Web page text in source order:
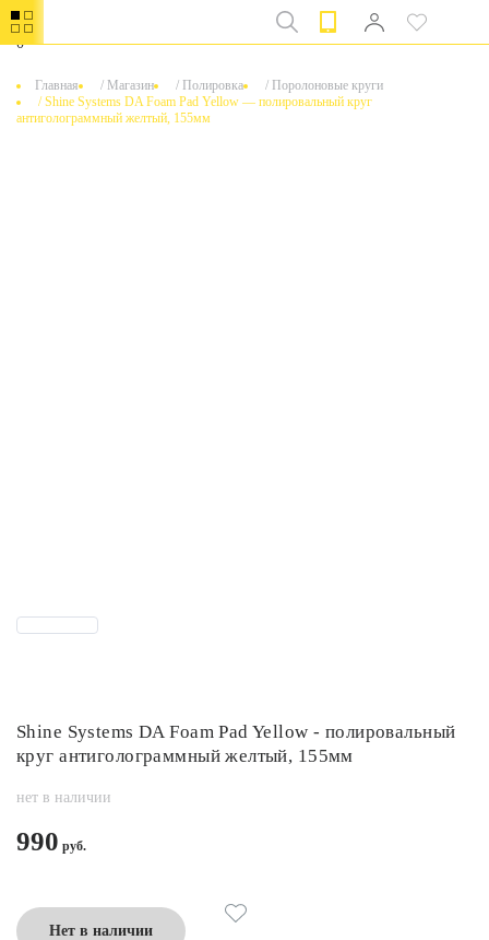
0
Главная / Магазин / Полировка / Поролоновые круги
/Shine Systems DA Foam Pad Yellow — полировальный круг
антиголограммный желтый, 155мм
Shine Systems DA Foam Pad Yellow - полировальный
круг антиголограммный желтый, 155мм
нет в наличии
990
Нет в наличии